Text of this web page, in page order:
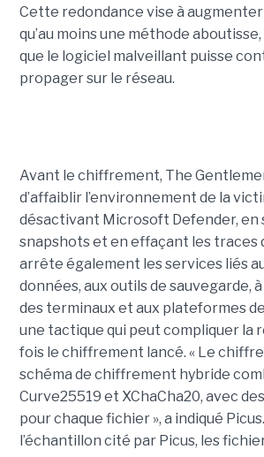
Cette redondance vise à
qu’au moins une méthode
que le logiciel malveillant puisse
propager sur le réseau.
Avant le chiffrement, The
d’affaiblir l’environnement de la
désactivant Microsoft Defender, en
snapshots et en effaçant les traces
arrête également les services liés
données, aux outils de sauvegarde,
des terminaux et aux plateformes
une tactique qui peut compliquer la
fois le chiffrement lancé. « Le
schéma de chiffrement hybride
Curve25519 et XChaCha20, avec
pour chaque fichier », a indiqué
l’échantillon cité par Picus, les